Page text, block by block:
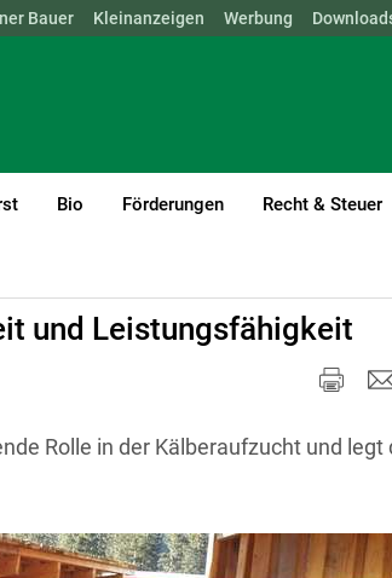
OÖ SBG STMK TIROL VBG WIEN
Bauer Kleinanzeigen Werbung
Bio Förderungen Recht & Steuer
und Leistungsfähigkeit
Rolle in der Kälberaufzucht und legt